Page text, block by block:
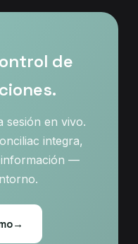
de
sesión en vivo.
integra,
información —
→